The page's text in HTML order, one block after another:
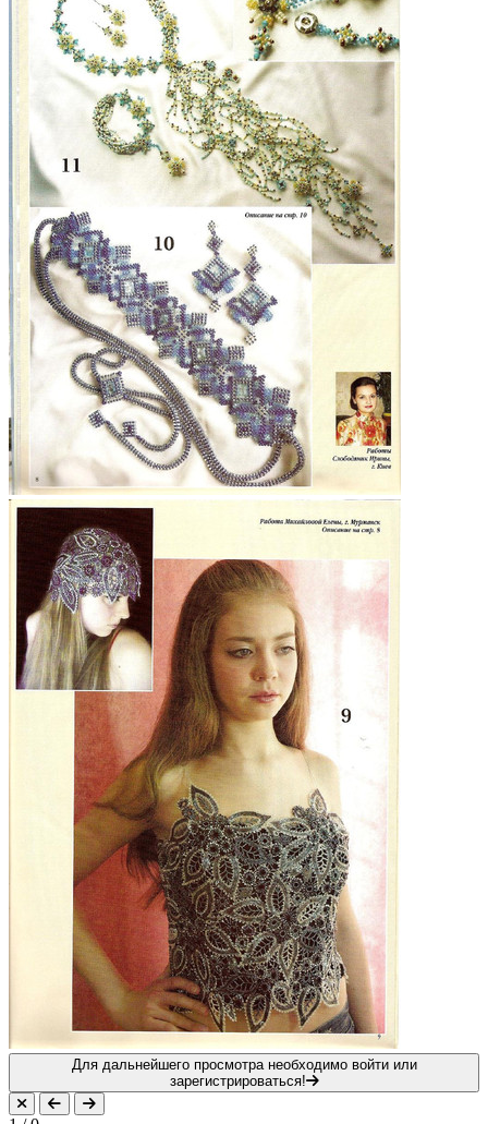
Для дальнейшего просмотра необходимо войти или
зарегистрироваться!